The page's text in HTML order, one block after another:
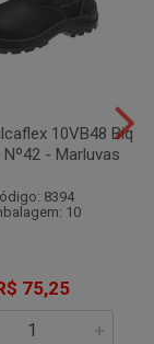
10VB48 Biq
- Marluvas
8394
10
75,25